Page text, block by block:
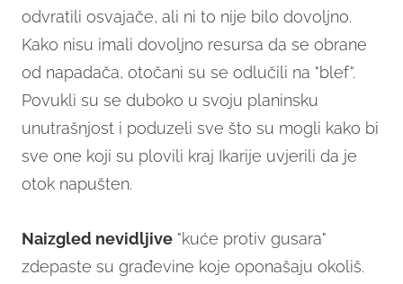
odvratili osvajače, ali ni to nije bilo dovoljno.
Kako nisu imali dovoljno resursa da se obrane
od napadača, otočani su se odlučili na "blef".
Povukli su se duboko u svoju planinsku
unutrašnjost i poduzeli sve što su mogli kako bi
sve one koji su plovili kraj Ikarije uvjerili da je
otok napušten.
Naizgled nevidljive "kuće protiv gusara"
zdepaste su građevine koje oponašaju okoliš.